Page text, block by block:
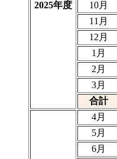
2025年度 10月
11月
12月
1月
2月
3月
合計
4月
5月
6月